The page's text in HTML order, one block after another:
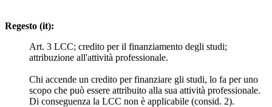
Regesto (it):
Art. 3 LCC; credito per il finanziamento degli studi;
attribuzione all'attività professionale.
Chi accende un credito per finanziare gli studi, lo fa per uno
scopo che può essere attribuito alla sua attività professionale.
Di conseguenza la LCC non è applicabile (consid. 2).